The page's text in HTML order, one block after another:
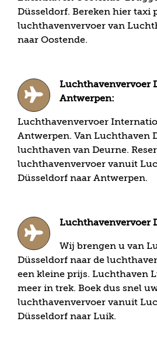
Düsseldorf. Bereken hier taxi
luchthavenvervoer van
naar Oostende.
Luchthavenvervoer
Antwerpen:
Luchthavenvervoer
Antwerpen. Van Luchthaven
luchthaven van Deurne.
luchthavenvervoer vanuit
Düsseldorf naar Antwerpen.
Luchthavenvervoer
Wij brengen u van
Düsseldorf naar de
een kleine prijs. Luchthaven
meer in trek. Boek dus snel
luchthavenvervoer vanuit
Düsseldorf naar Luik.